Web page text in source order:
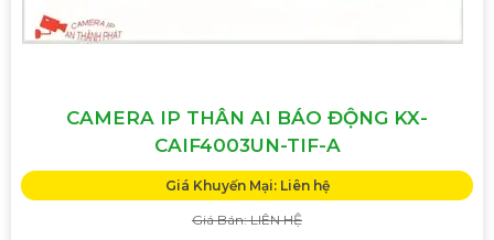
CAMERA IP THÂN AI BÁO ĐỘNG KX-
CAIF4003UN-TIF-A
Giá Khuyến Mại: Liên hệ
Giá Bán: LIÊN HỆ